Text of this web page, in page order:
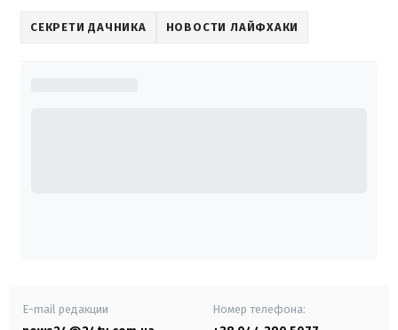
СЕКРЕТИ ДАЧНИКА НОВОСТИ ЛАЙФХАКИ
E-mail редакции Номер телефона: